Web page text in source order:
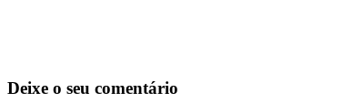
Deixe o seu comentário